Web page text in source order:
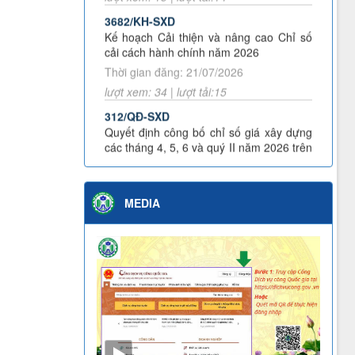
Quyết định công khai bổ sung dự toán năm
2026
Kế hoạch Cải thiện và nâng cao Chỉ số
cải cách hành chính năm 2026
Thời gian đăng: 21/07/2026
lượt xem: 34 | lượt tải:15
312/QĐ-SXD
Quyết định công bố chỉ số giá xây dựng
các tháng 4, 5, 6 và quý II năm 2026 trên
địa bàn tỉnh Lai Châu
lượt xem: 26 | lượt tải:20
3453/KH-SXD
Kế hoạch Phát động đợt thi đua cao điểm
thực hiện Chiến dịch 90 ngày đêm khám
sức khỏe định kỳ hoặc khám sàng lọc
miễn phí cho người dân trên địa bàn tỉnh
Lai Châu
Thời gian đăng: 07/07/2026
lượt xem: 59 | lượt tải:24
MEDIA